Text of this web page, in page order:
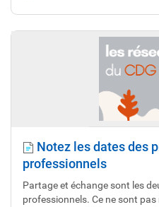
Notez les dates des
professionnels
Partage et échange sont les
professionnels. Ce ne sont